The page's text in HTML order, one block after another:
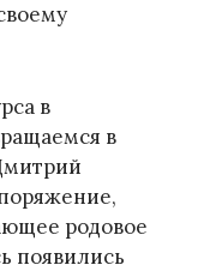
в
в
родовое
появились